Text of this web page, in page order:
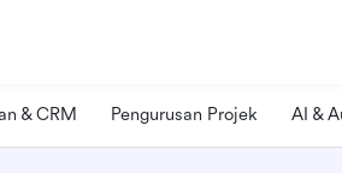
& CRM Pengurusan Projek AI &